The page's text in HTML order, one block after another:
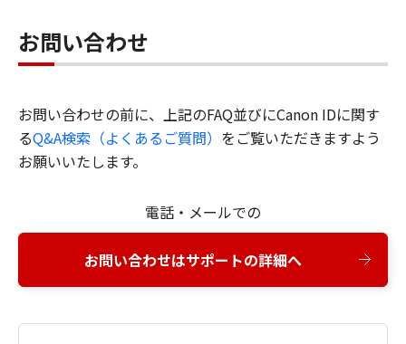
お問い合わせ
お問い合わせの前に、上記のFAQ並びにCanon IDに関す
るQ&A検索（よくあるご質問） をご覧いただきますよう
お願いいたします。
電話・メールでの
お問い合わせはサポートの詳細へ